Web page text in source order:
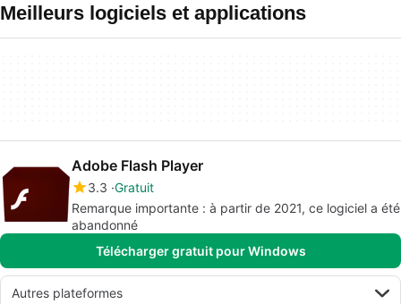
Meilleurs logiciels et applications
Adobe Flash Player
3.3 Gratuit
Remarque importante : à partir de 2021, ce logiciel a été
abandonné
Télécharger gratuit pour Windows
Autres plateformes